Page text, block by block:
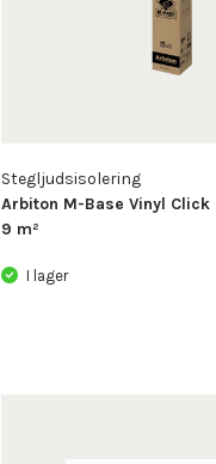
Stegljudsisolering
Arbiton M-Base Vinyl Click
9 m²
I lager